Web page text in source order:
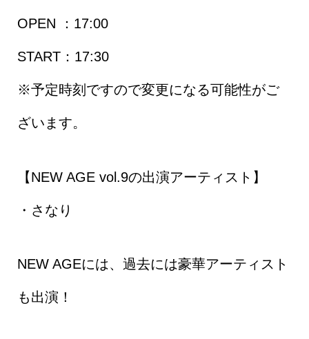
OPEN ：17:00
START：17:30
※予定時刻ですので変更になる可能性がご
ざいます。
【NEW AGE vol.9の出演アーティスト】
・さなり
NEW AGEには、過去には豪華アーティスト
も出演！